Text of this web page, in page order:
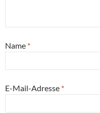
Name *
E-Mail-Adresse *